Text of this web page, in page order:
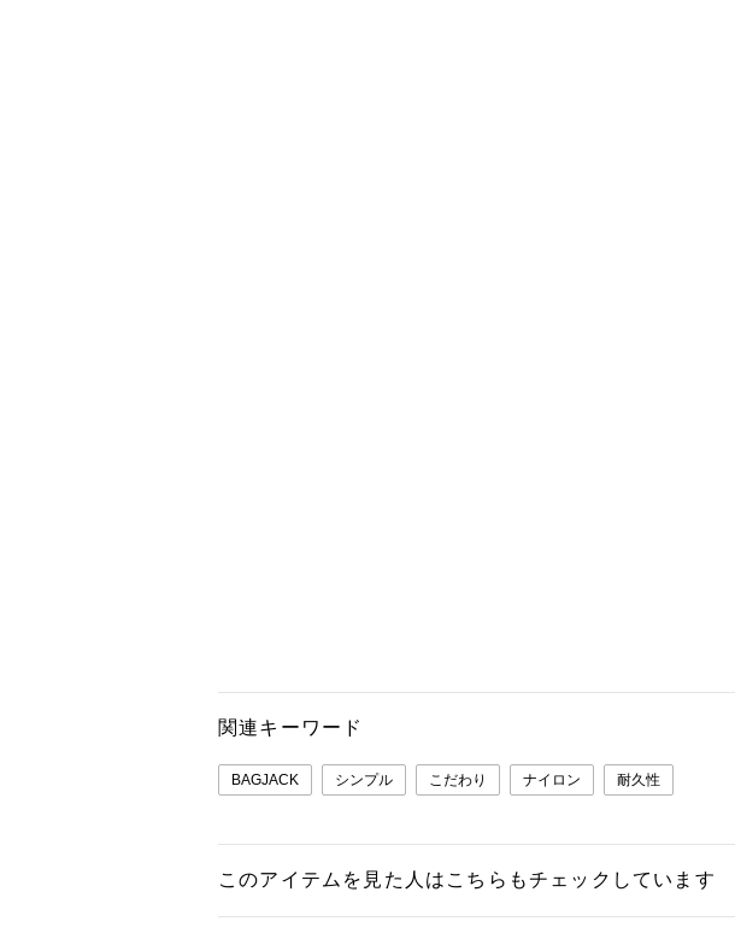
関連キーワード
BAGJACK シンプル こだわり ナイロン 耐久性
このアイテムを見た人はこちらもチェックしています